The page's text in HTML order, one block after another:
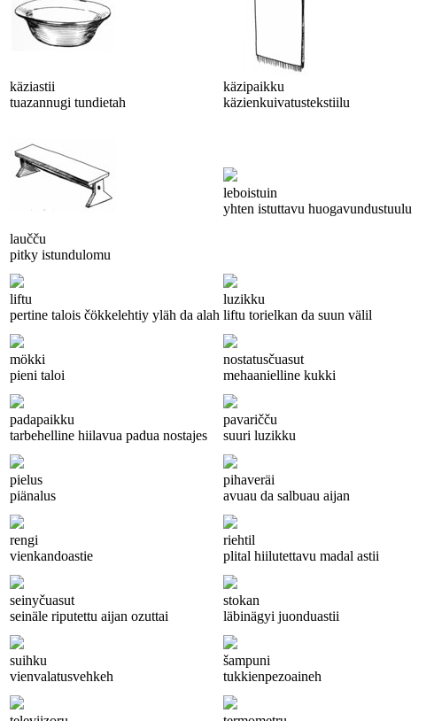
käziastii
tuazannugi tundietah
käzipaikku
käzienkuivatustekstiilu
laučču
pitky istundulomu
leboistuin
yhten istuttavu huogavundustuulu
liftu
pertine talois čökkelehtiy yläh da alah
luzikku
liftu torielkan da suun välil
mökki
pieni taloi
nostatusčuasut
mehaanielline kukki
padapaikku
tarbehelline hiilavua padua nostajes
pavaričču
suuri luzikku
pielus
piänalus
pihaveräi
avuau da salbuau aijan
rengi
vienkandoastie
riehtil
plital hiilutettavu madal astii
seinyčuasut
seinäle riputettu aijan ozuttai
stokan
läbinägyi juonduastii
suihku
vienvalatusvehkeh
šampuni
tukkienpezoaineh